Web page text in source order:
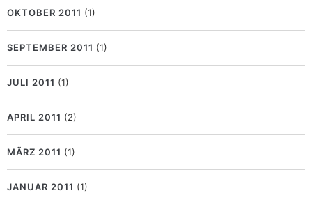
OKTOBER 2011 (1)
SEPTEMBER 2011 (1)
JULI 2011 (1)
APRIL 2011 (2)
MÄRZ 2011 (1)
JANUAR 2011 (1)